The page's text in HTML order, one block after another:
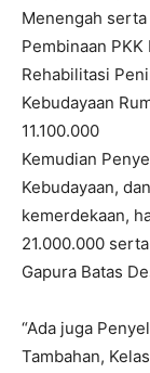
Menengah serta
Pembinaan PKK
Rehabilitasi
Kebudayaan
11.100.000
Kemudian
Kebudayaan,
kemerdekaan,
21.000.000
Gapura Batas
“Ada juga
Tambahan,